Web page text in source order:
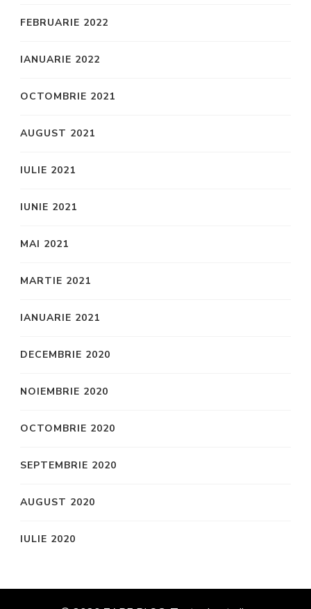
FEBRUARIE 2022
IANUARIE 2022
OCTOMBRIE 2021
AUGUST 2021
IULIE 2021
IUNIE 2021
MAI 2021
MARTIE 2021
IANUARIE 2021
DECEMBRIE 2020
NOIEMBRIE 2020
OCTOMBRIE 2020
SEPTEMBRIE 2020
AUGUST 2020
IULIE 2020